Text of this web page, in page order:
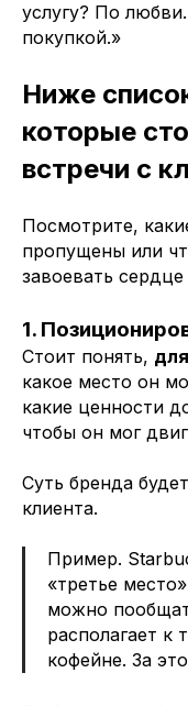
услугу? По
покупкой.»
Ниже
которые
встречи с
Посмотрите,
пропущены или
завоевать сердце
1.
Стоит понять,
какое место он
какие ценности
чтобы он мог
Суть бренда
клиента.
Пример.
«третье
можно
располагает к
кофейне. За